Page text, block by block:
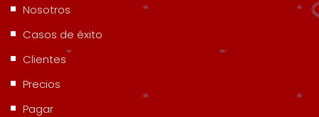
Nosotros
Casos de éxito
Clientes
Precios
Pagar